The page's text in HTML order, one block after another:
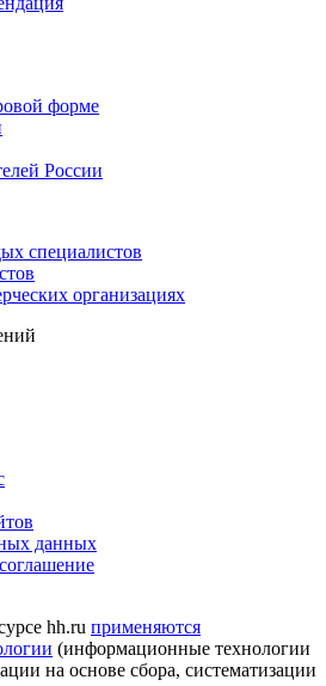
форме
России
специалистов
организациях
данных
hh.ru применяются
(информационные технологии
на основе сбора, систематизации